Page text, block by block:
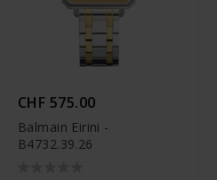
CHF 575.00
Balmain Eirini -
B4732.39.26